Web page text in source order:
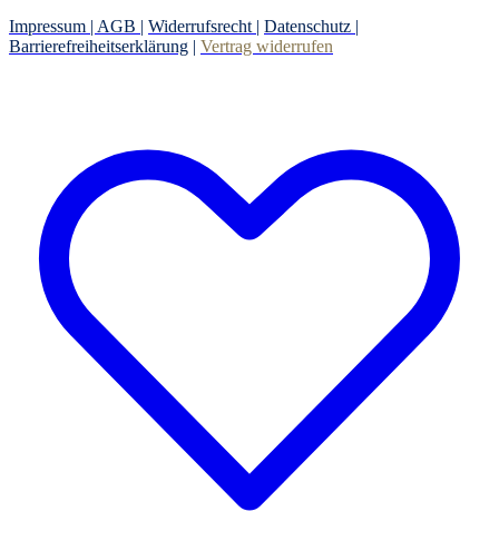
Impressum | AGB | Widerrufsrecht | Datenschutz |
Barrierefreiheitserklärung | Vertrag widerrufen